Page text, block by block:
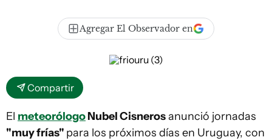
Agregar El Observador en
Compartir
El meteorólogoNubel Cisnerosanunció jornadas
"muy frías" para los próximos días en Uruguay, con